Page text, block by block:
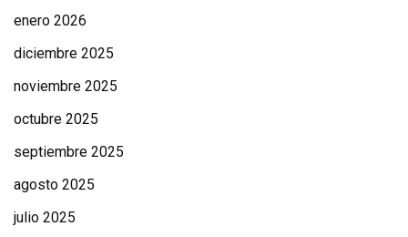
enero 2026
diciembre 2025
noviembre 2025
octubre 2025
septiembre 2025
agosto 2025
julio 2025